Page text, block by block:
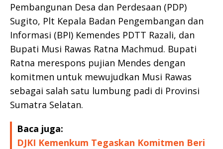
Pembangunan Desa dan Perdesaan (PDP)
Sugito, Plt Kepala Badan Pengembangan dan
Informasi (BPI) Kemendes PDTT Razali, dan
Bupati Musi Rawas Ratna Machmud. Bupati
Ratna merespons pujian Mendes dengan
komitmen untuk mewujudkan Musi Rawas
sebagai salah satu lumbung padi di Provinsi
Sumatra Selatan.
Baca juga:
DJKI Kemenkum Tegaskan Komitmen Beri